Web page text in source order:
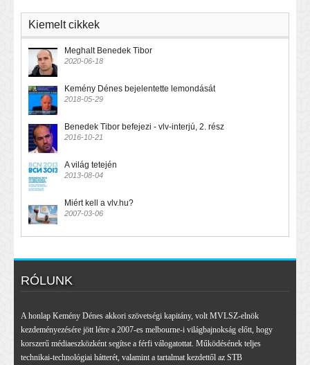
Kiemelt cikkek
Meghalt Benedek Tibor
2020-06-18
Kemény Dénes bejelentette lemondását
2018-05-29
Benedek Tibor befejezi - vlv-interjú, 2. rész
2016-10-21
A világ tetején
2013-08-04
Miért kell a vlv.hu?
2007-03-06
RÓLUNK
A honlap Kemény Dénes akkori szövetségi kapitány, volt MVLSZ-elnök
kezdeményezésére jött létre a 2007-es melbourne-i világbajnokság előtt, hogy
korszerű médiaeszközként segítse a férfi válogatottat. Működésének teljes
technikai-technológiai hátterét, valamint a tartalmat kezdettől az STB